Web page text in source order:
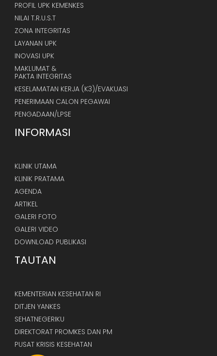
PROFIL UPK KEMENKES
NILAI T.R.U.S.T
ZONA INTEGRITAS
LAYANAN UPK
INOVASI UPK
MAKLUMAT &
PAKTA INTEGRITAS
KESELAMATAN KERJA (K3)/EVAKUASI
PENERIMAAN CALON PEGAWAI
PENGADAAN/LPSE
INFORMASI
KLINIK UTAMA
KLINIK PRATAMA
AGENDA
ARTIKEL
GALERI FOTO
GALERI VIDEO
DOWNLOAD PUBLIKASI
TAUTAN
KEMENTERIAN KESEHATAN RI
DITJEN YANKES
SEHATNEGERIKU
DIREKTORAT PROMKES DAN PM
PUSAT KRISIS KESEHATAN